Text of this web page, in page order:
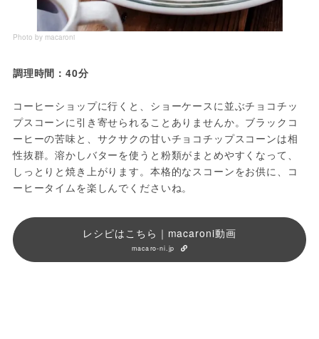
Photo by macaroni
調理時間：40分
コーヒーショップに行くと、ショーケースに並ぶチョコチッ
プスコーンに引き寄せられることありませんか。ブラックコ
ーヒーの苦味と、サクサクの甘いチョコチップスコーンは相
性抜群。溶かしバターを使うと粉類がまとめやすくなって、
しっとりと焼き上がります。本格的なスコーンをお供に、コ
ーヒータイムを楽しんでくださいね。
レシピはこちら｜macaroni動画
macaro-ni.jp